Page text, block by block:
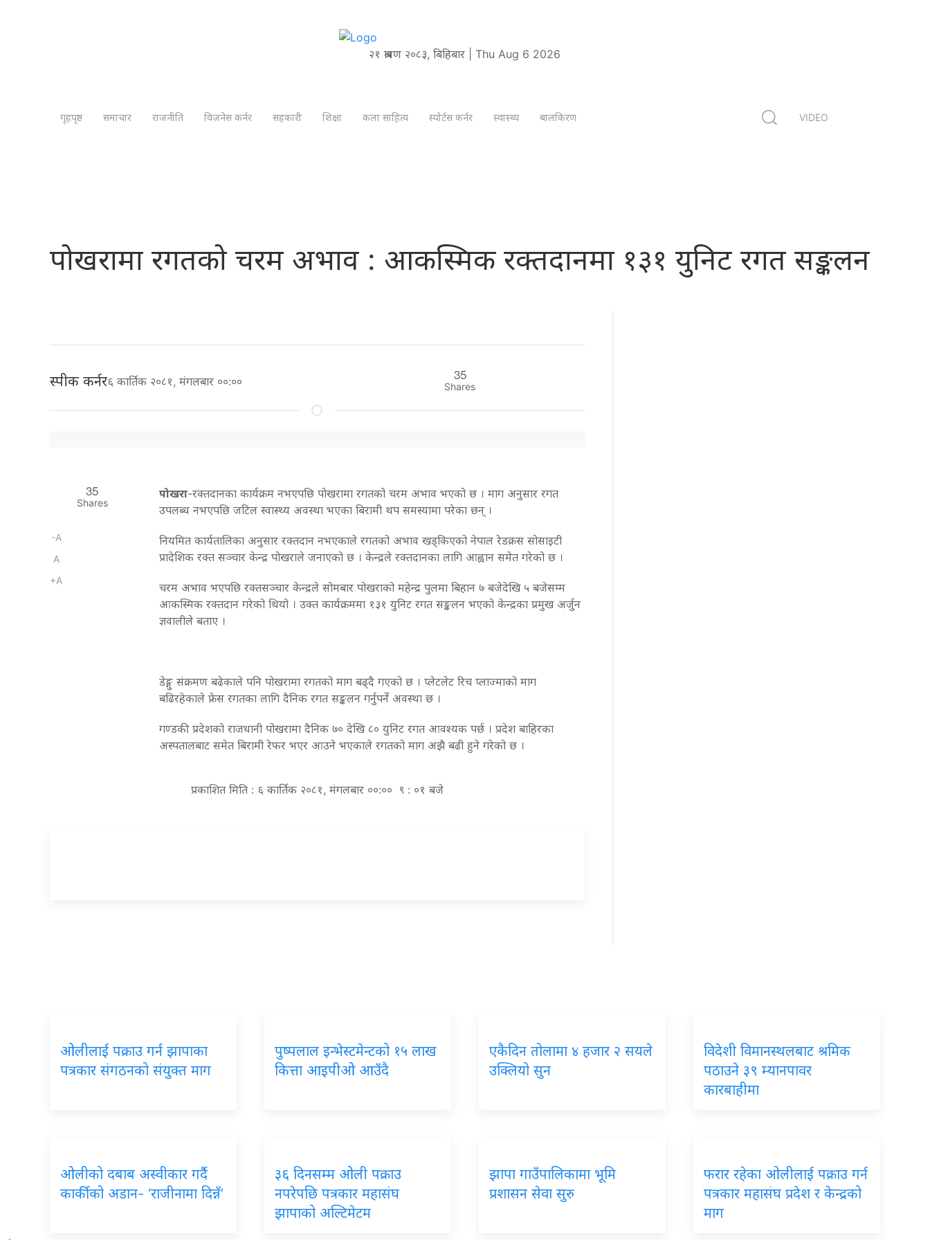
२१ श्रावण २०८३, बिहिबार | Thu Aug 6 2026
गृहपृष्ठ समाचार राजनीति विजनेस कर्नर सहकारी शिक्षा कला साहित्य स्पोर्टस कर्नर स्वास्थ्य बालकिरण VIDEO
पोखरामा रगतको चरम अभाव : आकस्मिक रक्तदानमा १३१ युनिट रगत सङ्कलन
स्पीक कर्नर६ कार्तिक २०८१, मंगलबार ००:०० 35
Shares
35
Shares
-A
A
+A
पोखरा-रक्तदानका कार्यक्रम नभएपछि पोखरामा रगतको चरम अभाव भएको छ । माग अनुसार रगत
उपलब्ध नभएपछि जटिल स्वास्थ्य अवस्था भएका बिरामी थप समस्यामा परेका छन् ।
नियमित कार्यतालिका अनुसार रक्तदान नभएकाले रगतको अभाव खड्किएको नेपाल रेडक्रस सोसाइटी
प्रादेशिक रक्त सञ्चार केन्द्र पोखराले जनाएको छ । केन्द्रले रक्तदानका लागि आह्वान समेत गरेको छ ।
चरम अभाव भएपछि रक्तसञ्चार केन्द्रले सोमबार पोखराको महेन्द्र पुलमा बिहान ७ बजेदेखि ५ बजेसम्म
आकस्मिक रक्तदान गरेको थियो । उक्त कार्यक्रममा १३१ युनिट रगत सङ्कलन भएको केन्द्रका प्रमुख अर्जुन
ज्ञवालीले बताए ।
डेङ्गु संक्रमण बढेकाले पनि पोखरामा रगतको माग बढ्दै गएको छ । प्लेटलेट रिच प्लाज्माको माग
बढिरहेकाले फ्रेस रगतका लागि दैनिक रगत सङ्कलन गर्नुपर्ने अवस्था छ ।
गण्डकी प्रदेशको राजधानी पोखरामा दैनिक ७० देखि ८० युनिट रगत आवश्यक पर्छ । प्रदेश बाहिरका
अस्पतालबाट समेत बिरामी रेफर भएर आउने भएकाले रगतको माग अझै बढी हुने गरेको छ ।
प्रकाशित मिति : ६ कार्तिक २०८१, मंगलबार ००:०० ९ : ०१ बजे
ओलीलाई पक्राउ गर्न झापाका
पत्रकार संगठनको संयुक्त माग
पुष्पलाल इन्भेस्टमेन्टको १५ लाख
कित्ता आइपीओ आउँदै
एकैदिन तोलामा ४ हजार २ सयले
उक्लियो सुन
विदेशी विमानस्थलबाट श्रमिक
पठाउने ३९ म्यानपावर
कारबाहीमा
ओलीको दबाब अस्वीकार गर्दै
कार्कीको अडान- ‘राजीनामा दिन्नँ’
३६ दिनसम्म ओली पक्राउ
नपरेपछि पत्रकार महासंघ
झापाको अल्टिमेटम
झापा गाउँपालिकामा भूमि
प्रशासन सेवा सुरु
फरार रहेका ओलीलाई पक्राउ गर्न
पत्रकार महासंघ प्रदेश र केन्द्रको
माग